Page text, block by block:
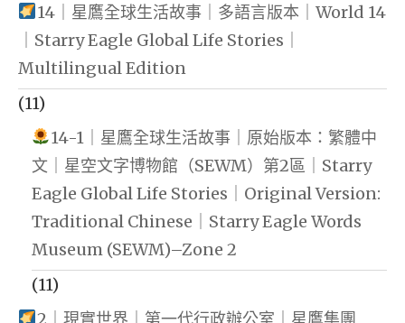
14｜星鷹全球生活故事｜多語言版本｜World 14
｜Starry Eagle Global Life Stories｜
Multilingual Edition
(11)
14-1｜星鷹全球生活故事｜原始版本：繁體中
文｜星空文字博物館（SEWM）第2區｜Starry
Eagle Global Life Stories｜Original Version:
Traditional Chinese｜Starry Eagle Words
Museum (SEWM)–Zone 2
(11)
2｜現實世界｜第一代行政辦公室｜星鷹集團